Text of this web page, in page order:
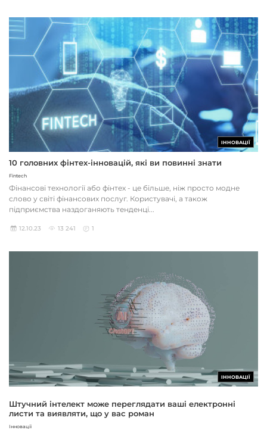
ІННОВАЦІЇ
10 головних фінтех-інновацій, які ви повинні знати
Fintech
Фінансові технології або фінтех - це більше, ніж просто модне
слово у світі фінансових послуг. Користувачі, а також
підприємства наздоганяють тенденці...
12.10.23 13 241 1
ІННОВАЦІЇ
Штучний інтелект може переглядати ваші електронні
листи та виявляти, що у вас роман
Інновації